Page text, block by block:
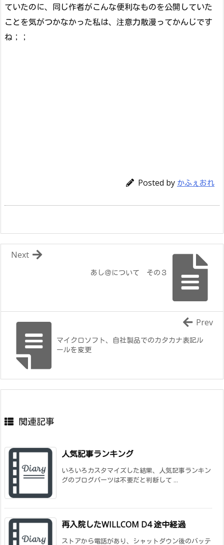
ていたのに、同じ作者がこんな便利なものを公開していた
ことを気がつかなかった私は、注意力散漫ってかんじです
ね；；
Posted by かふぇおれ
あし＠について その３
Next
マイクロソフト、自社製品でのカタカナ表記ル
ールを変更
Prev
関連記事
人気記事ランキング
いろいろカスタマイズした結果、人気記事ランキン
グのブログパーツは不要だと判断して ...
再入院したWILLCOM D4 途中経過
ストアから電話があり、シャットダウン後のバッテ